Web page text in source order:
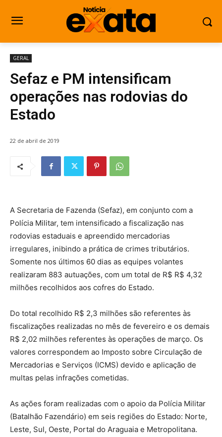
GERAL
Sefaz e PM intensificam
operações nas rodovias do
Estado
22 de abril de 2019
A Secretaria de Fazenda (Sefaz), em conjunto com a
Polícia Militar, tem intensificado a fiscalização nas
rodovias estaduais e apreendido mercadorias
irregulares, inibindo a prática de crimes tributários.
Somente nos últimos 60 dias as equipes volantes
realizaram 883 autuações, com um total de R$ R$ 4,32
milhões recolhidos aos cofres do Estado.
Do total recolhido R$ 2,3 milhões são referentes às
fiscalizações realizadas no mês de fevereiro e os demais
R$ 2,02 milhões referentes às operações de março. Os
valores correspondem ao Imposto sobre Circulação de
Mercadorias e Serviços (ICMS) devido e aplicação de
multas pelas infrações cometidas.
As ações foram realizadas com o apoio da Polícia Militar
(Batalhão Fazendário) em seis regiões do Estado: Norte,
Leste, Sul, Oeste, Portal do Araguaia e Metropolitana.